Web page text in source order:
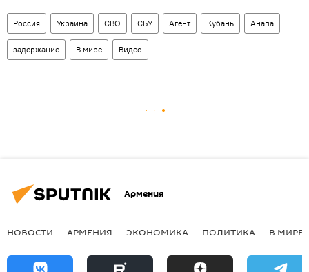
Россия Украина СВО СБУ Агент Кубань Анапа
задержание В мире Видео
Армения
НОВОСТИ АРМЕНИЯ ЭКОНОМИКА ПОЛИТИКА В МИРЕ